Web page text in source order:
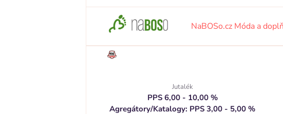
NaBOSo.cz Móda a
Jutalék
PPS 6,00 - 10,00 %
Agregátory/Katalogy: PPS 3,00 - 5,00 %